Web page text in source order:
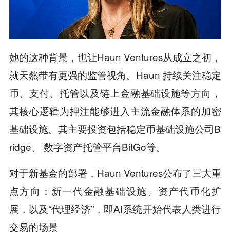
她的这种背景，也让Haun Ventures从成立之初，
就天然带有更强的监管视角。Haun 持续关注稳定
币、支付、托管以及链上金融基础设施等方向，
其核心逻辑为押注能够进入主流金融体系的加密
基础设施。其主要投资包括稳定币基础设施公司B
ridge、 数字资产托管平台BitGo等。
对于新基金的部署，Haun Ventures公布了三大重
点方向：新一代金融基础设施、资产代币化扩
展，以及“代理经济”，即AI系统开始代表人类进行
交易的场景